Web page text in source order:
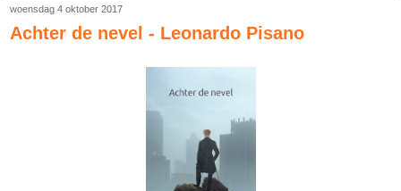
woensdag 4 oktober 2017
Achter de nevel - Leonardo Pisano